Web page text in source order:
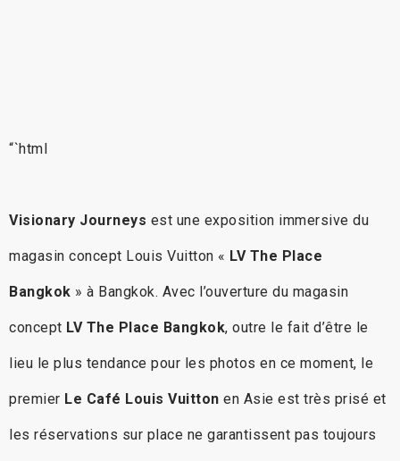
“`html
Visionary Journeys est une exposition immersive du
magasin concept Louis Vuitton « LV The Place
Bangkok » à Bangkok. Avec l’ouverture du magasin
concept LV The Place Bangkok, outre le fait d’être le
lieu le plus tendance pour les photos en ce moment, le
premier Le Café Louis Vuitton en Asie est très prisé et
les réservations sur place ne garantissent pas toujours